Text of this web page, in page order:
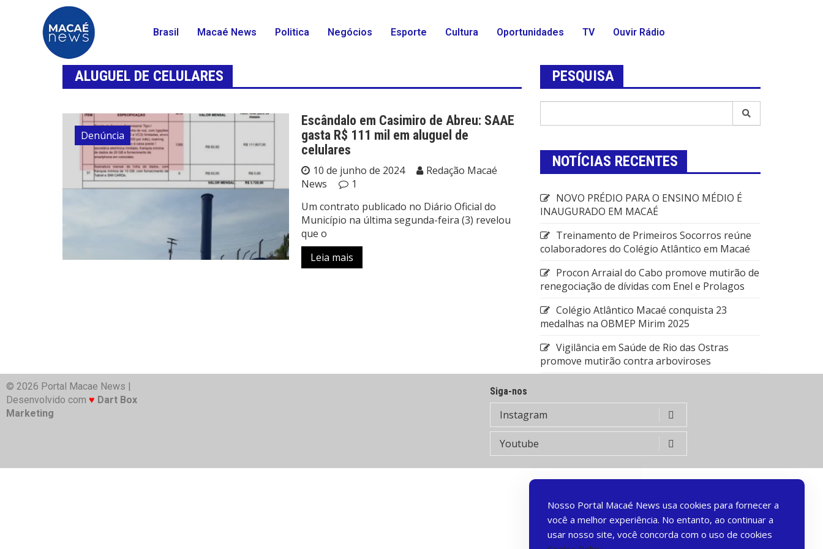
Brasil Macaé News Politica Negócios Esporte Cultura Oportunidades TV Ouvir Rádio
ALUGUEL DE CELULARES
Denúncia
Escândalo em Casimiro de Abreu: SAAE
gasta R$ 111 mil em aluguel de
celulares
10 de junho de 2024
Redação Macaé
News
1
Um contrato publicado no Diário Oficial do
Município na última segunda-feira (3) revelou
que o
Leia mais
PESQUISA
NOTÍCIAS RECENTES
NOVO PRÉDIO PARA O ENSINO MÉDIO É
INAUGURADO EM MACAÉ
Treinamento de Primeiros Socorros reúne
colaboradores do Colégio Atlântico em Macaé
Procon Arraial do Cabo promove mutirão de
renegociação de dívidas com Enel e Prolagos
Colégio Atlântico Macaé conquista 23
medalhas na OBMEP Mirim 2025
Vigilância em Saúde de Rio das Ostras
promove mutirão contra arboviroses
© 2026 Portal Macae News |
Desenvolvido com ♥ Dart Box
Marketing
Siga-nos
Instagram
Youtube
Nosso Portal Macaé News usa cookies para fornecer a
você a melhor experiência. No entanto, ao continuar a
usar nosso site, você concorda com o uso de cookies